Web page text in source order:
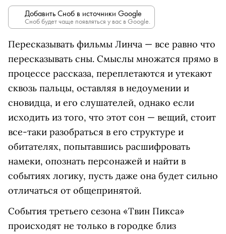
Добавить Сноб в источники Google
Сноб будет чаще появляться у вас в Google.
Пересказывать фильмы Линча — все равно что
пересказывать сны. Смыслы множатся прямо в
процессе рассказа, переплетаются и утекают
сквозь пальцы, оставляя в недоумении и
сновидца, и его слушателей, однако если
исходить из того, что этот сон — вещий, стоит
все-таки разобраться в его структуре и
обитателях, попытавшись расшифровать
намеки, опознать персонажей и найти в
событиях логику, пусть даже она будет сильно
отличаться от общепринятой.
События третьего сезона «Твин Пикса»
происходят не только в городке близ